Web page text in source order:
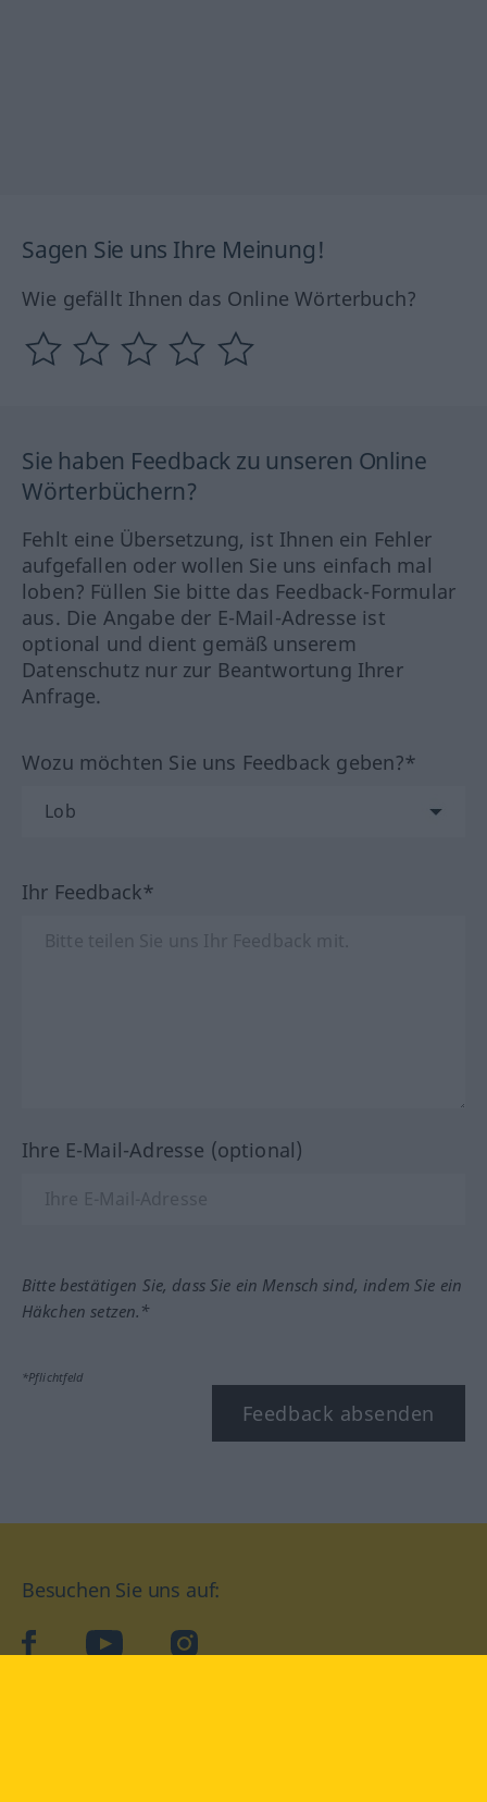
Sagen Sie uns Ihre Meinung!
Wie gefällt Ihnen das Online Wörterbuch?
Sie haben Feedback zu unseren Online
Wörterbüchern?
Fehlt eine Übersetzung, ist Ihnen ein Fehler
aufgefallen oder wollen Sie uns einfach mal
loben? Füllen Sie bitte das Feedback-Formular
aus. Die Angabe der E-Mail-Adresse ist
optional und dient gemäß unserem
Datenschutz nur zur Beantwortung Ihrer
Anfrage.
Wozu möchten Sie uns Feedback geben?*
Ihr Feedback*
Ihre E-Mail-Adresse (optional)
Bitte bestätigen Sie, dass Sie ein Mensch sind, indem Sie ein
Häkchen setzen.*
*Pflichtfeld
Feedback absenden
Besuchen Sie uns auf:
facebookYouTube Instagram